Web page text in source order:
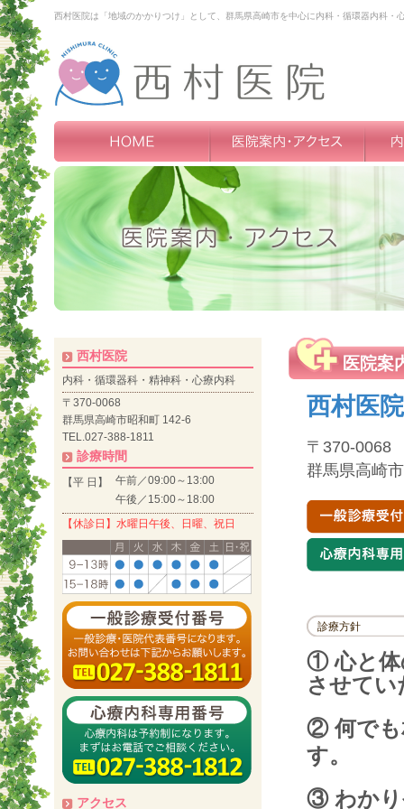
西村医院は「地域のかかりつけ」として、群馬県高崎市を中心に内科・循環器内科
医院案
西村医院
〒370-0068
群馬県高崎
診療方針
① 心と体
させて
② 何でも
す。
③ わかり
西村医院
内科・循環器科・精神科・心療内科
〒370-0068
群馬県高崎市昭和町 142-6
TEL.027-388-1811
診療時間
【平 日】
午前／09:00～13:00
午後／15:00～18:00
【休診日】水曜日午後、日曜、祝日
アクセス